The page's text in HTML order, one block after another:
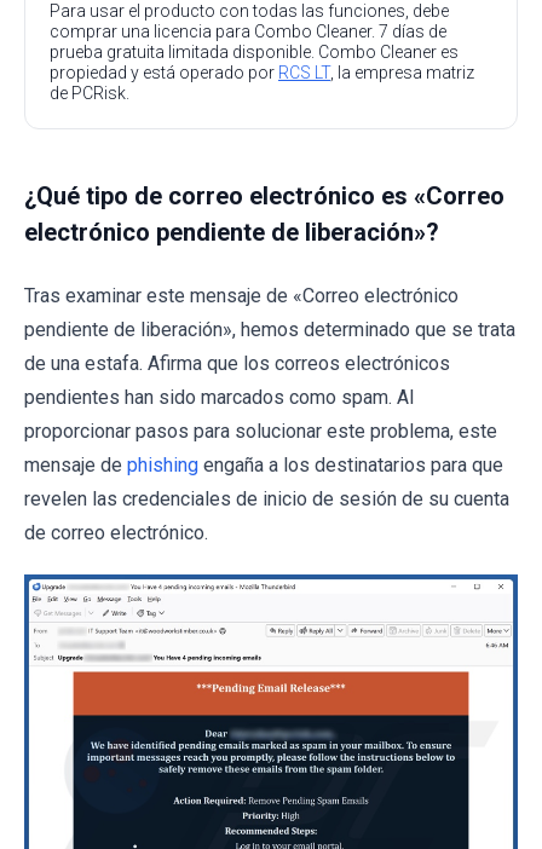
Para usar el producto con todas las funciones, debe
comprar una licencia para Combo Cleaner. 7 días de
prueba gratuita limitada disponible. Combo Cleaner es
propiedad y está operado por RCS LT, la empresa matriz
de PCRisk.
¿Qué tipo de correo electrónico es «Correo
electrónico pendiente de liberación»?
Tras examinar este mensaje de «Correo electrónico
pendiente de liberación», hemos determinado que se trata
de una estafa. Afirma que los correos electrónicos
pendientes han sido marcados como spam. Al
proporcionar pasos para solucionar este problema, este
mensaje de phishing engaña a los destinatarios para que
revelen las credenciales de inicio de sesión de su cuenta
de correo electrónico.